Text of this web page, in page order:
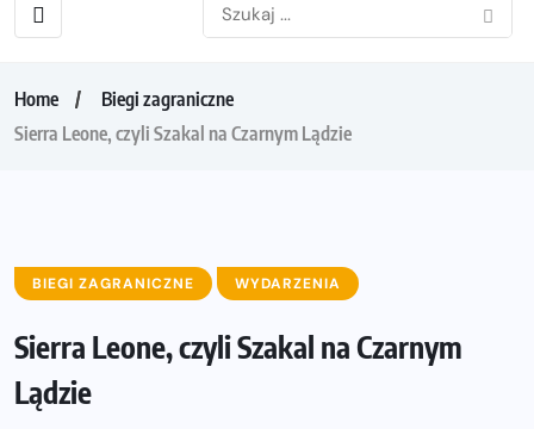
Home
Biegi zagraniczne
Sierra Leone, czyli Szakal na Czarnym Lądzie
BIEGI ZAGRANICZNE WYDARZENIA
Sierra Leone, czyli Szakal na Czarnym
Lądzie